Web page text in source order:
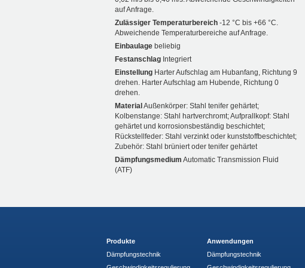
auf Anfrage.
Zulässiger Temperaturbereich -12 °C bis +66 °C.
Abweichende Temperaturbereiche auf Anfrage.
Einbaulage beliebig
Festanschlag Integriert
Einstellung Harter Aufschlag am Hubanfang, Richtung 9
drehen. Harter Aufschlag am Hubende, Richtung 0
drehen.
Material Außenkörper: Stahl tenifer gehärtet;
Kolbenstange: Stahl hartverchromt; Aufprallkopf: Stahl
gehärtet und korrosionsbeständig beschichtet;
Rückstellfeder: Stahl verzinkt oder kunststoffbeschichtet;
Zubehör: Stahl brüniert oder tenifer gehärtet
Dämpfungsmedium Automatic Transmission Fluid
(ATF)
Produkte
Dämpfungstechnik
Anwendungen
Dämpfungstechnik